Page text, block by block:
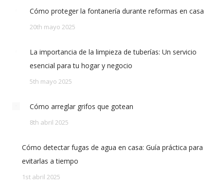
Cómo proteger la fontanería durante reformas en casa
20th mayo 2025
La importancia de la limpieza de tuberías: Un servicio
esencial para tu hogar y negocio
5th mayo 2025
Cómo arreglar grifos que gotean
8th abril 2025
Cómo detectar fugas de agua en casa: Guía práctica para
evitarlas a tiempo
1st abril 2025